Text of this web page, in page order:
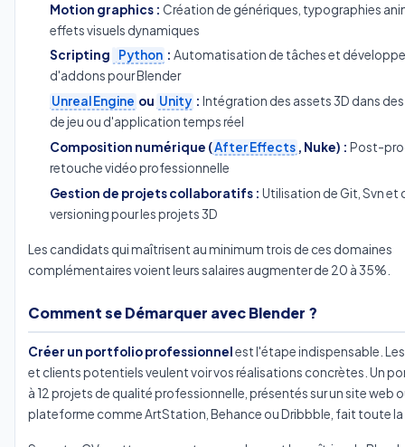
Motion graphics : Création de génériques, typographies
effets visuels dynamiques
Scripting
Python : Automatisation de tâches et
d'addons pour Blender
Unreal Engine ou Unity : Intégration des assets 3D dans
de jeu ou d'application temps réel
Composition numérique (After Effects , Nuke) : Post-
retouche vidéo professionnelle
Gestion de projets collaboratifs : Utilisation de Git, Svn et
versioning pour les projets 3D
Les candidats qui maîtrisent au minimum trois de ces domaines
complémentaires voient leurs salaires augmenter de 20 à 35%.
Comment se Démarquer avec Blender ?
Créer un portfolio professionnelest l'étape indispensable.
et clients potentiels veulent voir vos réalisations concrètes. Un
à 12 projets de qualité professionnelle, présentés sur un site web
plateforme comme ArtStation, Behance ou Dribbble, fait toute